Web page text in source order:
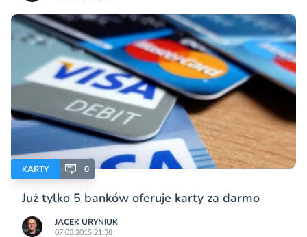
KARTY 0
Już tylko 5 banków oferuje karty za darmo
JACEK URYNIUK
07.03.2015 21:38